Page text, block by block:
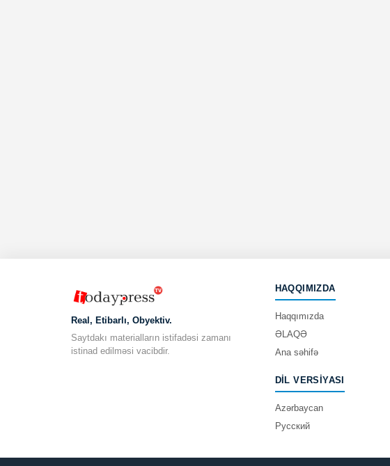
Real, Etibarlı, Obyektiv.
Saytdakı materialların istifadəsi zamanı
istinad edilməsi vacibdir.
HAQQIMIZDA
Haqqımızda
ƏLAQƏ
Ana səhifə
DIL VERSIYASI
Azərbaycan
Русский